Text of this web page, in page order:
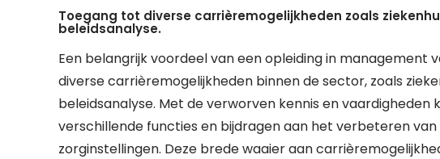
Toegang tot diverse carrièremogelijkheden zoals
beleidsanalyse.
Een belangrijk voordeel van een opleiding in management
diverse carrièremogelijkheden binnen de sector, zoals
beleidsanalyse. Met de verworven kennis en
verschillende functies en bijdragen aan het verbeteren
zorginstellingen. Deze brede waaier aan